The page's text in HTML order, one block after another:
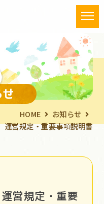
HOME
お知らせ
営規定・重要事項説明書
営規定・重要